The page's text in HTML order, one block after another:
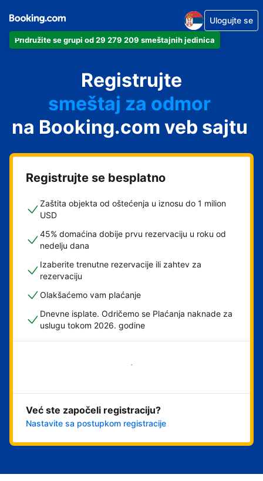
Pridružite se grupi od 29 279 209 smeštajnih jedinica
Ulogujte se
Registrujte
apartman
hotel
smeštaj za odmor
pansion
hostel
na Booking.com veb sajtu
Registrujte se besplatno
Zaštita objekta od oštećenja u iznosu do 1 milion
USD
45% domaćina dobije prvu rezervaciju u roku od
nedelju dana
Izaberite trenutne rezervacije ili zahtev za
rezervaciju
Olakšaćemo vam plaćanje
Dnevne isplate. Odričemo se Plaćanja naknade za
uslugu tokom 2026. godine
Počnite odmah
Već ste započeli registraciju?
Nastavite sa postupkom registracije